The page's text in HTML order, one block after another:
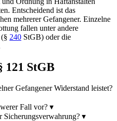
Entscheidend ist das
mehrerer Gefangener. Einzelne
fallen unter andere
240 StGB) oder die
121 StGB
Gefangener Widerstand leistet?
Fall vor? ▾
▾